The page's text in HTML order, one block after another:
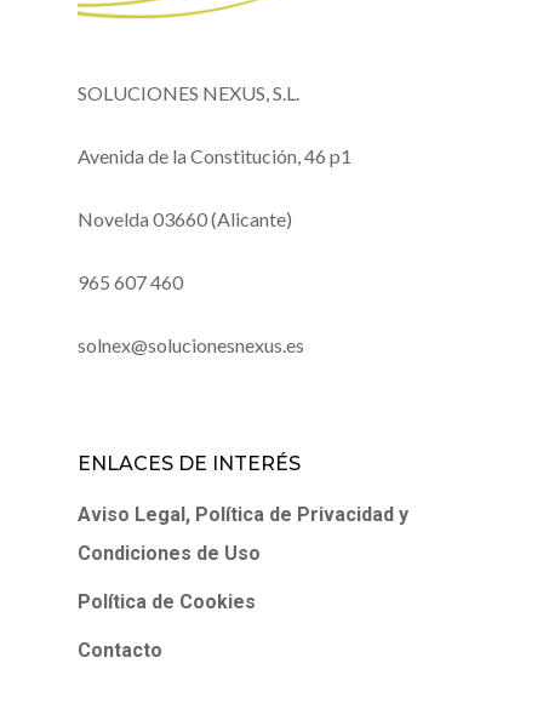
SOLUCIONES NEXUS, S.L.
Avenida de la Constitución, 46 p1
Novelda 03660 (Alicante)
965 607 460
solnex@solucionesnexus.es
ENLACES DE INTERÉS
Aviso Legal, Política de Privacidad y
Condiciones de Uso
Política de Cookies
Contacto